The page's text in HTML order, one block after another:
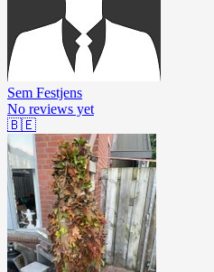
Sem Festjens
No reviews yet
🇧🇪